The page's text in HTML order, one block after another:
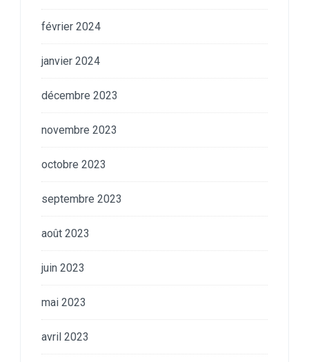
février 2024
janvier 2024
décembre 2023
novembre 2023
octobre 2023
septembre 2023
août 2023
juin 2023
mai 2023
avril 2023